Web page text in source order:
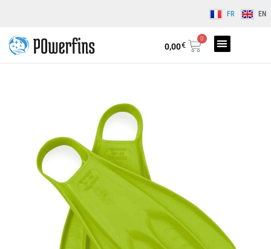
FR EN
0,00€
0